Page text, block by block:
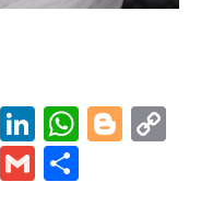
Reddit
LinkedIn
LineGmail